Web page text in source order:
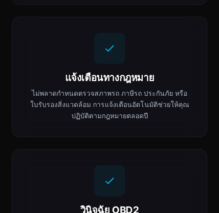
แจ้งเตือนทางกฎหมาย
ไม่พลาดกำหนดตรวจสภาพรถ ภาษีรถ ประกันภัย หรือ
ใบรับรองสิ่งแวดล้อม การแจ้งเตือนอัตโนมัติช่วยให้คุณ
ปฏิบัติตามกฎหมายตลอดปี
วินิจฉัย OBD2